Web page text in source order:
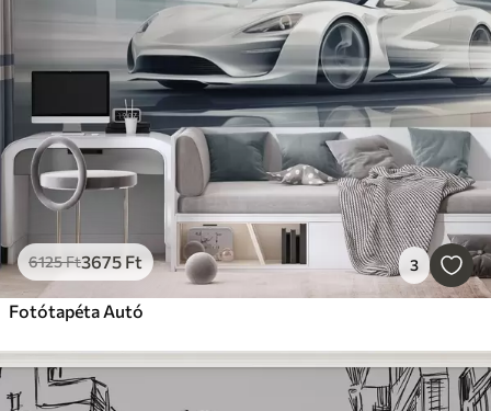
6125Ft3675 Ft 3
Fotótapéta Autó